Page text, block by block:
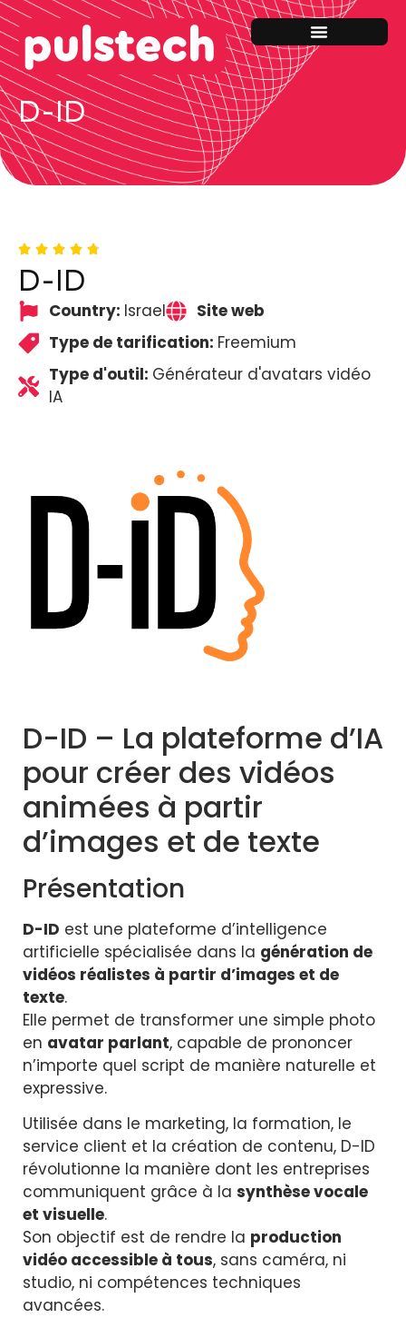
D-ID
D-ID
Country: Israel
Site web
Type de tarification: Freemium
Type d'outil: Générateur d'avatars vidéo
IA
D-ID – La plateforme d’IA
pour créer des vidéos
animées à partir
d’images et de texte
Présentation
D-ID est une plateforme d’intelligence
artificielle spécialisée dans la génération de
vidéos réalistes à partir d’images et de
texte.
Elle permet de transformer une simple photo
en avatar parlant, capable de prononcer
n’importe quel script de manière naturelle et
expressive.
Utilisée dans le marketing, la formation, le
service client et la création de contenu, D-ID
révolutionne la manière dont les entreprises
communiquent grâce à la synthèse vocale
et visuelle.
Son objectif est de rendre la production
vidéo accessible à tous, sans caméra, ni
studio, ni compétences techniques
avancées.